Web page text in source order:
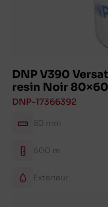
DNP V390
resin Noir
DNP-17366392
80 mm
600 m
Extérieur